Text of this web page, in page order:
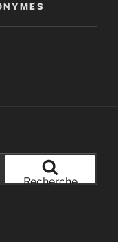
Recherche